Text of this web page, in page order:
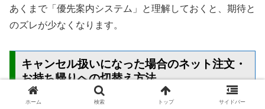
あくまで「優先案内システム」と理解しておくと、期待と
のズレが少なくなります。
キャンセル扱いになった場合のネット注文・
お持ち帰りへの切替え方法
ホーム 検索 トップ サイドバー